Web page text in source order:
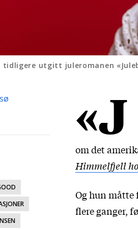
tidligere utgitt juleromanen
«J
om det
Himmelfjell
Og hun måtte
flere ganger,